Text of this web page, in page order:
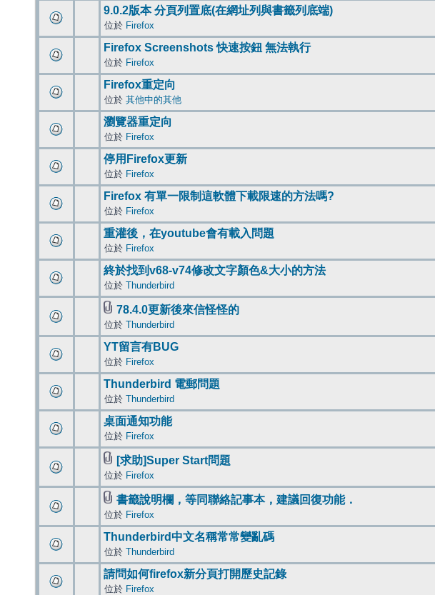
9.0.2版本 分頁列置底(在網址列與書籤列底端)
位於 Firefox
Firefox Screenshots 快速按鈕 無法執行
位於 Firefox
Firefox重定向
位於 其他中的其他
瀏覽器重定向
位於 Firefox
停用Firefox更新
位於 Firefox
Firefox 有單一限制這軟體下載限速的方法嗎?
位於 Firefox
重灌後，在youtube會有載入問題
位於 Firefox
終於找到v68-v74修改文字顏色&大小的方法
位於 Thunderbird
78.4.0更新後來信怪怪的
位於 Thunderbird
YT留言有BUG
位於 Firefox
Thunderbird 電郵問題
位於 Thunderbird
桌面通知功能
位於 Firefox
[求助]Super Start問題
位於 Firefox
書籤說明欄，等同聯絡記事本，建議回復功能．
位於 Firefox
Thunderbird中文名稱常常變亂碼
位於 Thunderbird
請問如何firefox新分頁打開歷史記錄
位於 Firefox